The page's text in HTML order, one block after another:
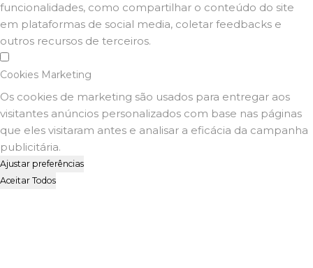
funcionalidades, como compartilhar o conteúdo do site
em plataformas de social media, coletar feedbacks e
outros recursos de terceiros.
Cookies Marketing
Os cookies de marketing são usados para entregar aos
visitantes anúncios personalizados com base nas páginas
que eles visitaram antes e analisar a eficácia da campanha
publicitária.
Ajustar preferências
Aceitar Todos